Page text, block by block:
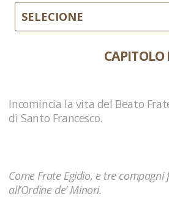
SELECIONE
CAPITOLO
Incomincia la vita del Beato
di Santo Francesco.
Come Frate Egidio, e tre
all’Ordine de’ Minori.